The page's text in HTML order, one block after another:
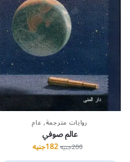
روايات مترجمة,عام
عالم صوفي
200جنيه182جنيه